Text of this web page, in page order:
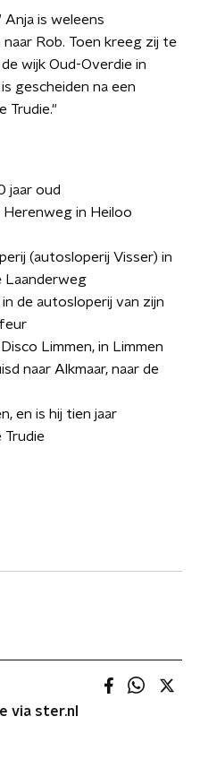
is weleens
Rob. Toen kreeg zij te
wijk Oud-Overdie in
gescheiden na een
Trudie."
jaar oud
in Heiloo
(autosloperij Visser) in
Laanderweg
de autosloperij van zijn
Limmen, in Limmen
naar Alkmaar, naar de
en is hij tien jaar
via ster.nl